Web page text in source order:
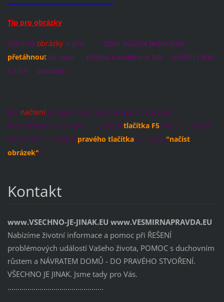
Tip pro obrázky
Všechny obrázkysi pro čtení můžete jednoduše
přetáhnoutna svou plochu a snadno si tak přečíst i text
u nich uvedený.
Pro načtenípřípadně se nezobrazujících obrázků
doporučujeme občasné použití tlačítka F5nebo najetí
na obrázek a použití pravého tlačítkana myši ("načíst
obrázek")
Kontakt
www.VSECHNO-JE-JINAK.EU www.VESMIRNAPRAVDA.EU
Nabízíme životní informace a pomoc při ŘEŠENÍ
problémových událostí Vašeho života, POMOC s duchovním
růstem a NÁVRATEM DOMŮ - DO PRAVÉHO STVOŘENÍ.
VŠECHNO JE JINAK. Jsme tady pro Vás.
................................................